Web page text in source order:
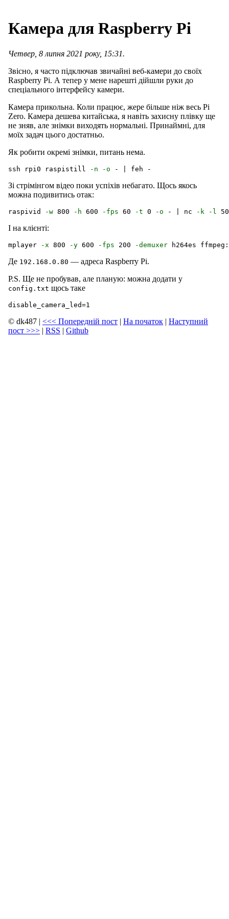
Камера для Raspberry Pi
Четвер, 8 липня 2021 року, 15:31.
Звісно, я часто підключав звичайні веб-камери до своїх
Raspberry Pi. А тепер у мене нарешті дійшли руки до
спеціального інтерфейсу камери.
Камера прикольна. Коли працює, жере більше ніж весь Pi
Zero. Камера дешева китайська, я навіть захисну плівку ще
не зняв, але знімки виходять нормальні. Принаймні, для
моїх задач цього достатньо.
Як робити окремі знімки, питань нема.
ssh rpi0 raspistill -n -o
Зі стрімінгом відео поки успіхів небагато. Щось якось
можна подивитись отак:
raspivid -w 800 -h 600 -fps 60 -t 0 -o - | nc -k -l
І на клієнті:
mplayer -x 800 -y 600 -fps 200 -demuxer
Де 192.168.0.80 — адреса Raspberry Pi.
P.S. Ще не пробував, але планую: можна додати у
config.txt щось таке
© dk487 | <<< Попередній пост | На початок | Наступний
пост >>> | RSS | Github